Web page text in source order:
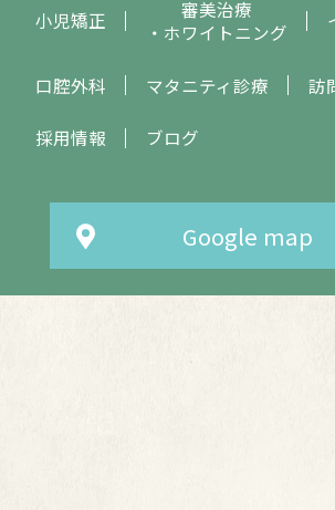
小児矯正
審美治療
・ホワイトニング
口腔外科 マタニティ診療 訪
採用情報 ブログ
Google map